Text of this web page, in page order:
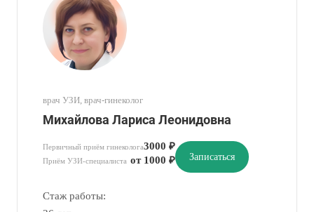
врач УЗИ, врач-гинеколог
Михайлова Лариса Леонидовна
Первичный приём гинеколога3000 ₽
Приём УЗИ-специалиста от 1000 ₽ Записаться
Стаж работы: